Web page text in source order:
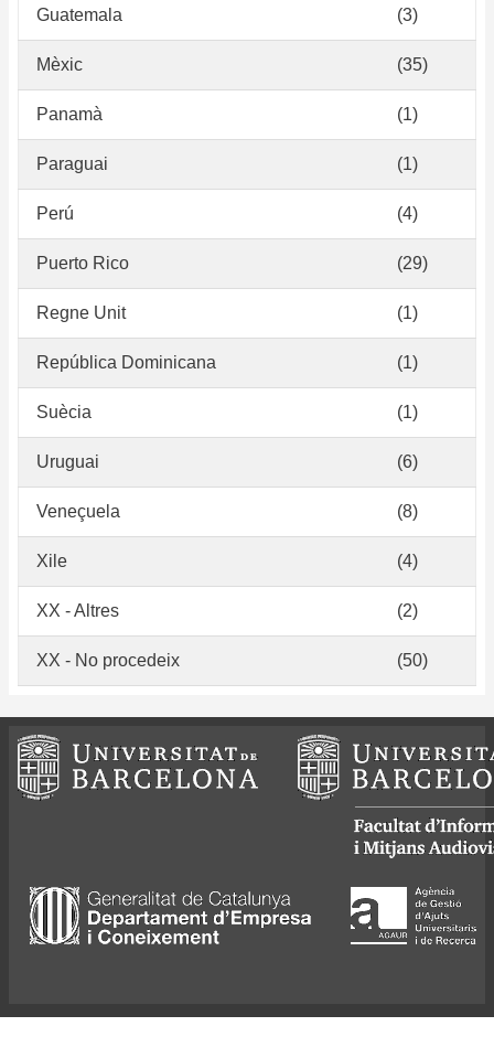
Guatemala (3)
Mèxic (35)
Panamà (1)
Paraguai (1)
Perú (4)
Puerto Rico (29)
Regne Unit (1)
República Dominicana (1)
Suècia (1)
Uruguai (6)
Veneçuela (8)
Xile (4)
XX - Altres (2)
XX - No procedeix (50)